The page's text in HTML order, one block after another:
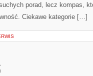
porad, lecz kompas,
Ciekawe kategorie […]